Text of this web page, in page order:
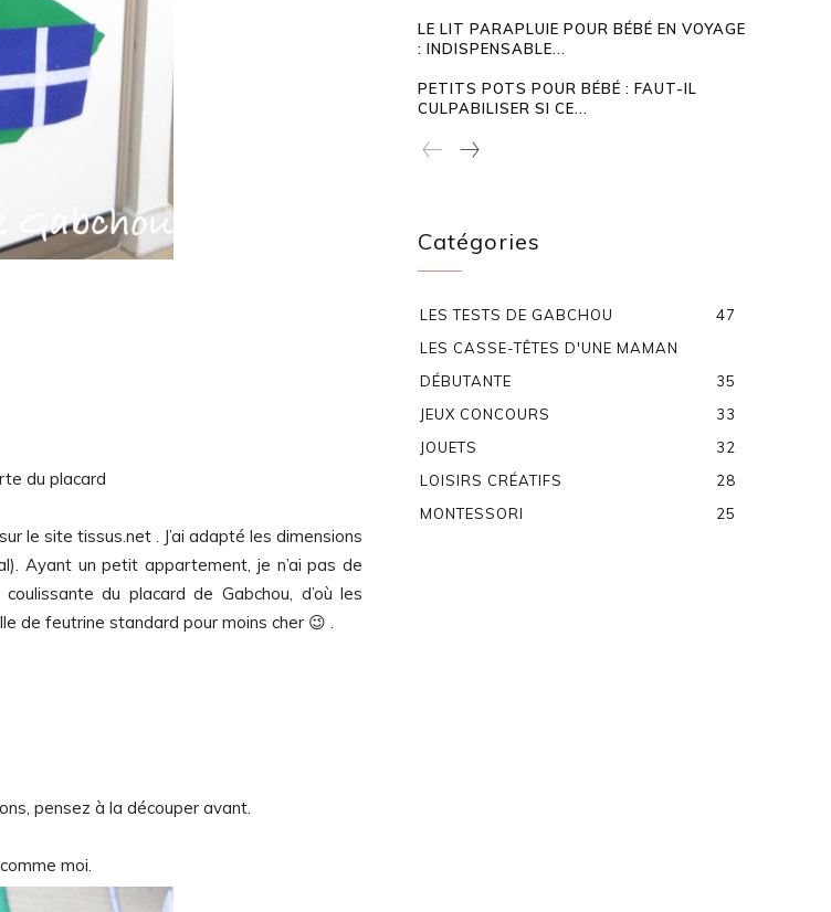
du placard
le site tissus.net . J’ai adapté les dimensions
Ayant un petit appartement, je n’ai pas de
du placard de Gabchou, d’où les
de feutrine standard pour moins cher 😉 .
pensez à la découper avant.
moi.
LE LIT PARAPLUIE POUR BÉBÉ EN VOYAGE
: INDISPENSABLE...
PETITS POTS POUR BÉBÉ : FAUT-IL
CULPABILISER SI CE...
Catégories
LES TESTS DE GABCHOU
47
LES CASSE-TÊTES D'UNE MAMAN
DÉBUTANTE
35
JEUX CONCOURS
33
JOUETS
32
LOISIRS CRÉATIFS
28
MONTESSORI
25